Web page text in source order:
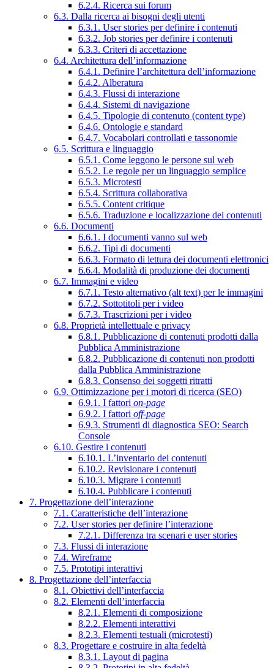
6.2.4. Ricerca sui forum
6.3. Dalla ricerca ai bisogni degli utenti
6.3.1. User stories per definire i contenuti
6.3.2. Job stories per definire i contenuti
6.3.3. Criteri di accettazione
6.4. Architettura dell’informazione
6.4.1. Definire l’architettura dell’informazione
6.4.2. Alberatura
6.4.3. Flussi di interazione
6.4.4. Sistemi di navigazione
6.4.5. Tipologie di contenuto (content type)
6.4.6. Ontologie e standard
6.4.7. Vocabolari controllati e tassonomie
6.5. Scrittura e linguaggio
6.5.1. Come leggono le persone sul web
6.5.2. Le regole per un linguaggio semplice
6.5.3. Microtesti
6.5.4. Scrittura collaborativa
6.5.5. Content critique
6.5.6. Traduzione e localizzazione dei contenuti
6.6. Documenti
6.6.1. I documenti vanno sul web
6.6.2. Tipi di documenti
6.6.3. Formato di lettura dei documenti elettronici
6.6.4. Modalità di produzione dei documenti
6.7. Immagini e video
6.7.1. Testo alternativo (alt text) per le immagini
6.7.2. Sottotitoli per i video
6.7.3. Trascrizioni per i video
6.8. Proprietà intellettuale e privacy
6.8.1. Pubblicazione di contenuti prodotti dalla
Pubblica Amministrazione
6.8.2. Pubblicazione di contenuti non prodotti
dalla Pubblica Amministrazione
6.8.3. Consenso dei soggetti ritratti
6.9. Ottimizzazione per i motori di ricerca (SEO)
6.9.1. I fattori on-page
6.9.2. I fattori off-page
6.9.3. Strumenti di diagnostica SEO: Search
Console
6.10. Gestire i contenuti
6.10.1. L’inventario dei contenuti
6.10.2. Revisionare i contenuti
6.10.3. Migrare i contenuti
6.10.4. Pubblicare i contenuti
7. Progettazione dell’interazione
7.1. Caratteristiche dell’interazione
7.2. User stories per definire l’interazione
7.2.1. Differenza tra scenari e user stories
7.3. Flussi di interazione
7.4. Wireframe
7.5. Prototipi interattivi
8. Progettazione dell’interfaccia
8.1. Obiettivi dell’interfaccia
8.2. Elementi dell’interfaccia
8.2.1. Elementi di composizione
8.2.2. Elementi interattivi
8.2.3. Elementi testuali (microtesti)
8.3. Progettare e costruire in alta fedeltà
8.3.1. Layout di pagina